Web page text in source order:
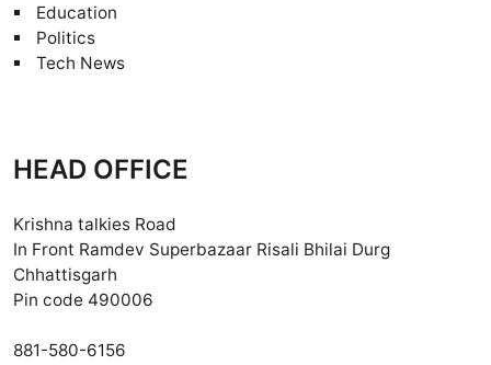
Education
Politics
Tech News
HEAD OFFICE
Krishna talkies Road
In Front Ramdev Superbazaar Risali Bhilai Durg
Chhattisgarh
Pin code 490006
881-580-6156